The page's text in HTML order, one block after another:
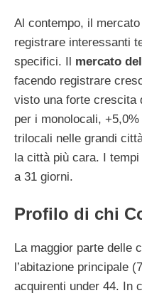
Al contempo, il
registrare interessanti
specifici. Il mercato
facendo registrare
visto una forte crescita
per i monolocali,
trilocali nelle grandi
la città più cara. I
a 31 giorni.
Profilo di chi
La maggior parte delle
l’abitazione principale
acquirenti under 44. In